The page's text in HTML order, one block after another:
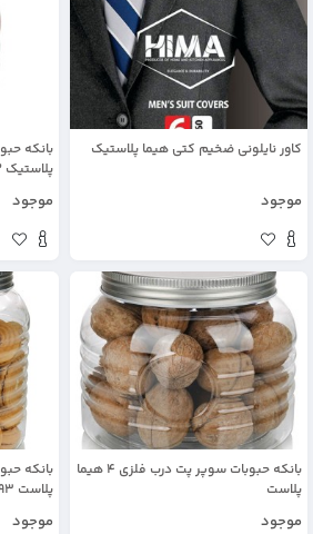
کاور نایلونی ضخیم کتی هیما پلاستیک
موجود
پلاستیک 402012
موجود
بانکه حبوبات سوپر پت درب فلزی 4 هیما
پلاست
موجود
پلاست 402093
موجود